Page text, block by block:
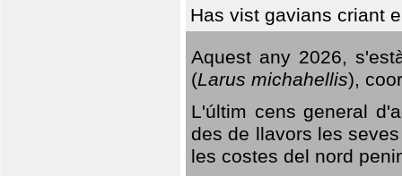
Has vist gavians criant
Aquest any 2026,
(Larus michahellis),
L'últim cens general
des de llavors les
les costes del nord